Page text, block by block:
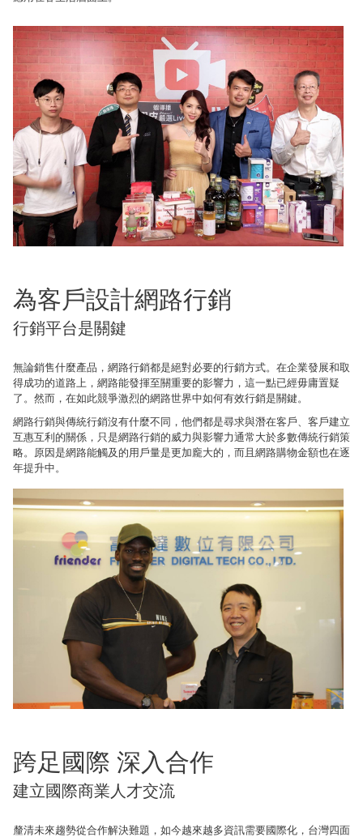
為客戶設計網路行銷
行銷平台是關鍵
無論銷售什麼產品，網路行銷都是絕對必要的行銷方式。在企業發展和取
得成功的道路上，網路能發揮至關重要的影響力，這一點已經毋庸置疑
了。然而，在如此競爭激烈的網路世界中如何有效行銷是關鍵。
網路行銷與傳統行銷沒有什麼不同，他們都是尋求與潛在客戶、客戶建立
互惠互利的關係，只是網路行銷的威力與影響力通常大於多數傳統行銷策
略。原因是網路能觸及的用戶量是更加龐大的，而且網路購物金額也在逐
年提升中。
跨足國際 深入合作
建立國際商業人才交流
釐清未來趨勢從合作解決難題，如今越來越多資訊需要國際化，台灣四面